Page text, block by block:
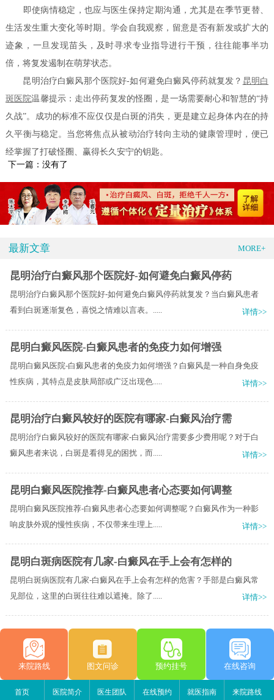
即使病情稳定，也应与医生保持定期沟通，尤其是在季节更替、
生活发生重大变化等时期。学会自我观察，留意是否有新发或扩大的
迹象，一旦发现苗头，及时寻求专业指导进行干预，往往能事半功
倍，将复发遏制在萌芽状态。
昆明治疗白癜风那个医院好-如何避免白癜风停药就复发？ 昆明白
斑医院温馨提示：走出停药复发的怪圈，是一场需要耐心和智慧的“持
久战”。成功的标准不应仅仅是白斑的消失，更是建立起身体内在的持
久平衡与稳定。当您将焦点从被动治疗转向主动的健康管理时，便已
经掌握了打破怪圈、赢得长久安宁的钥匙。
下一篇：没有了
最新文章 MORE+
昆明治疗白癜风那个医院好-如何避免白癜风停药
昆明治疗白癜风那个医院好-如何避免白癜风停药就复发？当白癜风患者
看到白斑逐渐复色，喜悦之情难以言表。.....
详情>>
昆明白癜风医院-白癜风患者的免疫力如何增强
昆明白癜风医院-白癜风患者的免疫力如何增强？白癜风是一种自身免疫
性疾病，其特点是皮肤局部或广泛出现色.....
详情>>
昆明治疗白癜风较好的医院有哪家-白癜风治疗需
昆明治疗白癜风较好的医院有哪家-白癜风治疗需要多少费用呢？对于白
癜风患者来说，白斑是看得见的困扰，而.....
详情>>
昆明白癜风医院推荐-白癜风患者心态要如何调整
昆明白癜风医院推荐-白癜风患者心态要如何调整呢？白癜风作为一种影
响皮肤外观的慢性疾病，不仅带来生理上.....
详情>>
昆明白斑病医院有几家-白癜风在手上会有怎样的
昆明白斑病医院有几家-白癜风在手上会有怎样的危害？手部是白癜风常
见部位，这里的白斑往往难以遮掩。除了.....
详情>>
来院路线 图文问诊 预约挂号 在线咨询
首页 医院简介 医生团队 在线预约 就医指南 来院路线